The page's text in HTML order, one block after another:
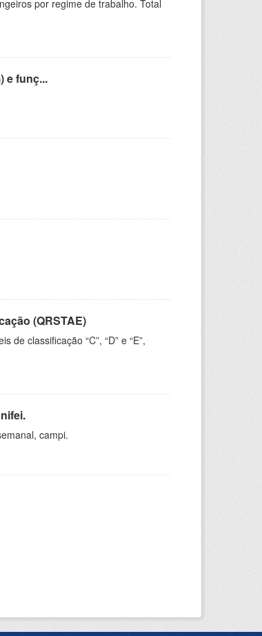
por regime de trabalho. Total
e funç...
(QRSTAE)
classificação “C”, “D” e “E”,
campi.